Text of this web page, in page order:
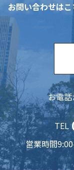
お問い合わせは
お電
TEL
営業時間